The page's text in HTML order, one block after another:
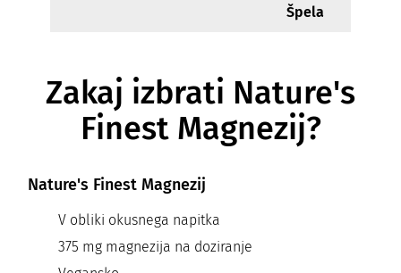
Špela
Zakaj izbrati Nature's
Finest Magnezij?
Nature's Finest Magnezij
V obliki okusnega napitka
375 mg magnezija na doziranje